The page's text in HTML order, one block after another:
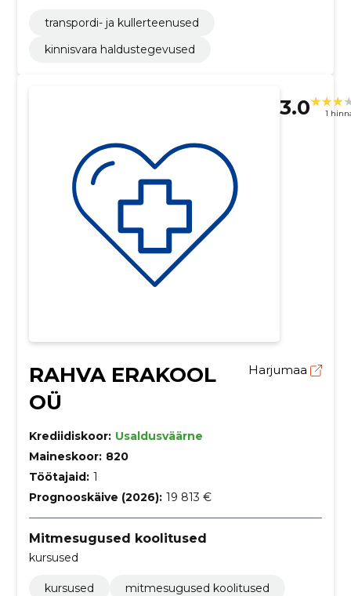
transpordi- ja kullerteenused
kinnisvara haldustegevused
3.0 1
RAHVA ERAKOOL
OÜ
Harjumaa
Krediidiskoor: Usaldusväärne
Maineskoor: 820
Töötajaid: 1
Prognooskäive (2026): 19 813 €
Mitmesugused koolitused
kursused
kursused mitmesugused koolitused